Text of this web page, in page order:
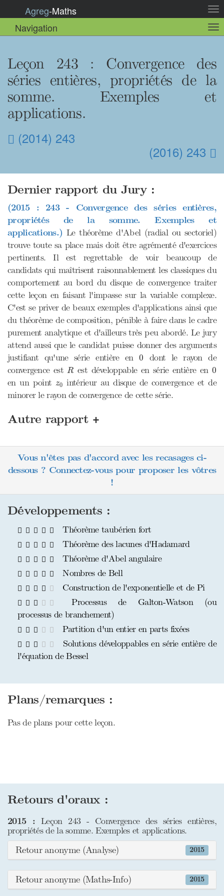
la
Agreg-Maths
Navigation
la
Leçon 243 : Convergence des
séries entières, propriétés de la
somme. Exemples et
applications.
(2014) 243
(2016) 243
Dernier rapport du Jury :
(2015 : 243 - Convergence des séries entières,
propriétés de la somme. Exemples et
applications.) Le théorème d'Abel (radial ou sectoriel)
trouve toute sa place mais doit être agrémenté d'exercices
pertinents. Il est regrettable de voir beaucoup de
candidats qui maîtrisent raisonnablement les classiques du
comportement au bord du disque de convergence traiter
cette leçon en faisant l'impasse sur la variable complexe.
C'est se priver de beaux exemples d'applications ainsi que
du théorème de composition, pénible à faire dans le cadre
purement analytique et d'ailleurs très peu abordé. Le jury
attend aussi que le candidat puisse donner des arguments
justifiant qu'une série entière en0
0
dont le rayon de
convergence estR
R est développable en série entière en 0
0
en un point z0
z0 intérieur au disque de convergence et de
minorer le rayon de convergence de cette série.
Autre rapport +
Vous n'êtes pas d'accord avec les recasages ci-
dessous ? Connectez-vous pour proposer les vôtres
!
Développements :
Théorème taubérien fort
Théorème des lacunes d'Hadamard
Théorème d'Abel angulaire
Nombres de Bell
Construction de l'exponentielle et de Pi
Processus de Galton-Watson (ou
processus de branchement)
Partition d'un entier en parts fixées
Solutions développables en série entière de
l'équation de Bessel
Plans/remarques :
Pas de plans pour cette leçon.
Retours d'oraux :
2015 : Leçon 243 - Convergence des séries entières,
propriétés de la somme. Exemples et applications.
2015
Retour anonyme (Analyse)
2015
Retour anonyme (Maths-Info)